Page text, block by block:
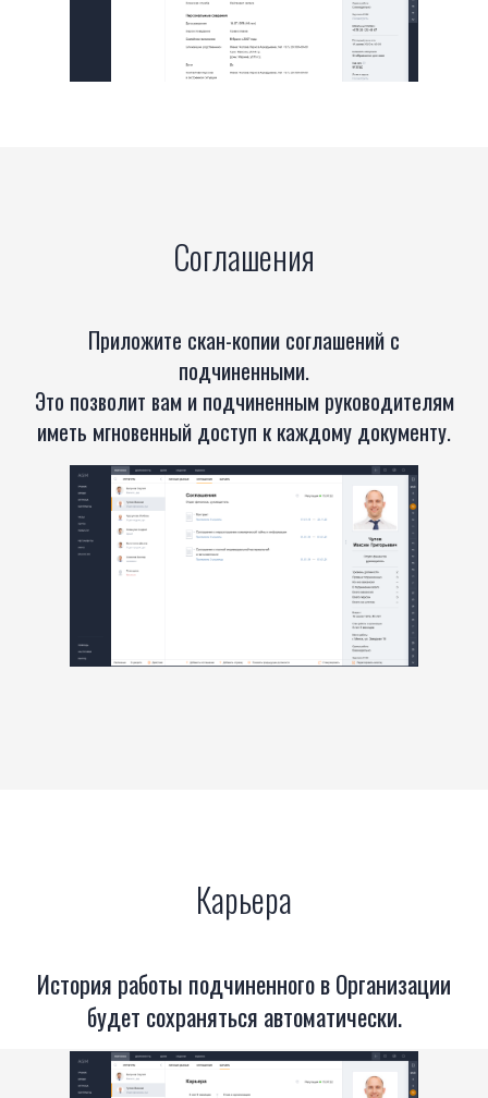
Соглашения
Приложите скан-копии соглашений с
подчиненными.
Это позволит вам и подчиненным руководителям
иметь мгновенный доступ к каждому документу.
Карьера
История работы подчиненного в Организации
будет сохраняться автоматически.